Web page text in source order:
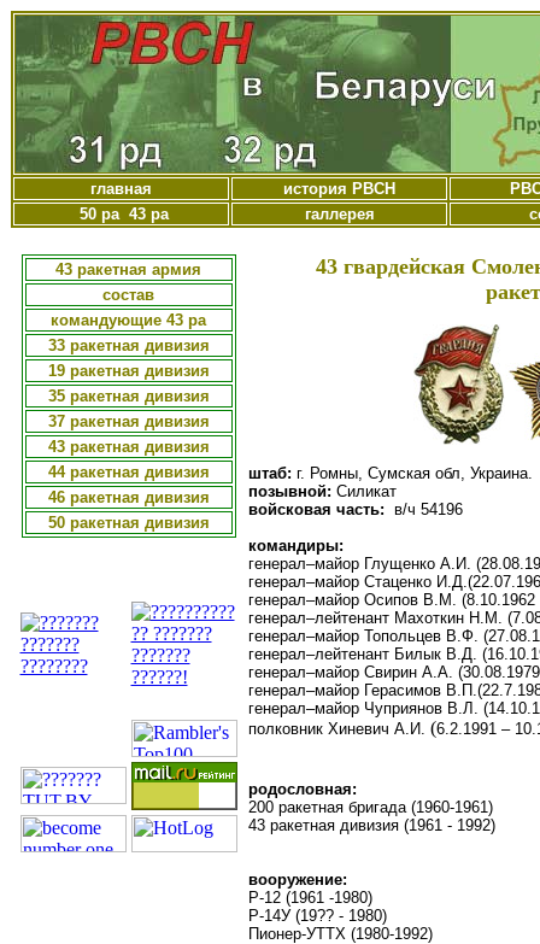
главная история РВСН
50 ра 43 ра
галлерея
43 ракетная армия
состав
командующие 43 ра
33 ракетная дивизия
19 ракетная дивизия
35 ракетная дивизия
37 ракетная дивизия
43 ракетная дивизия
44 ракетная дивизия
46 ракетная дивизия
50 ракетная дивизия
43 гвардейская
штаб: г. Ромны, Сумская обл, Украина.
позывной: Силикат
войсковая часть: в/ч 54196
командиры:
генерал–майор Глущенко А.И.
генерал–майор Стаценко
генерал–майор Осипов В.М. (8.10.1962
генерал–лейтенант Махоткин Н.М.
генерал–майор Топольцев В.Ф.
генерал–лейтенант Билык В.Д.
генерал–майор Свирин А.А.
генерал–майор Герасимов
генерал–майор Чуприянов В.Л.
полковник Хиневич А.И. (6.2.1991 –
родословная:
200 ракетная бригада (1960-1961)
43 ракетная дивизия (1961 - 1992)
вооружение:
Р-12 (1961 -1980)
Р-14У (19?? - 1980)
Пионер-УТТХ (1980-1992)